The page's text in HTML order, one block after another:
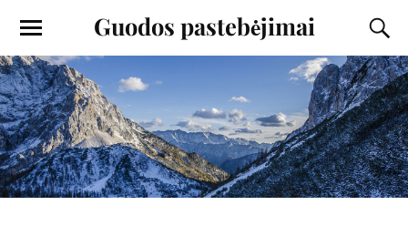
Guodos pastebėjimai